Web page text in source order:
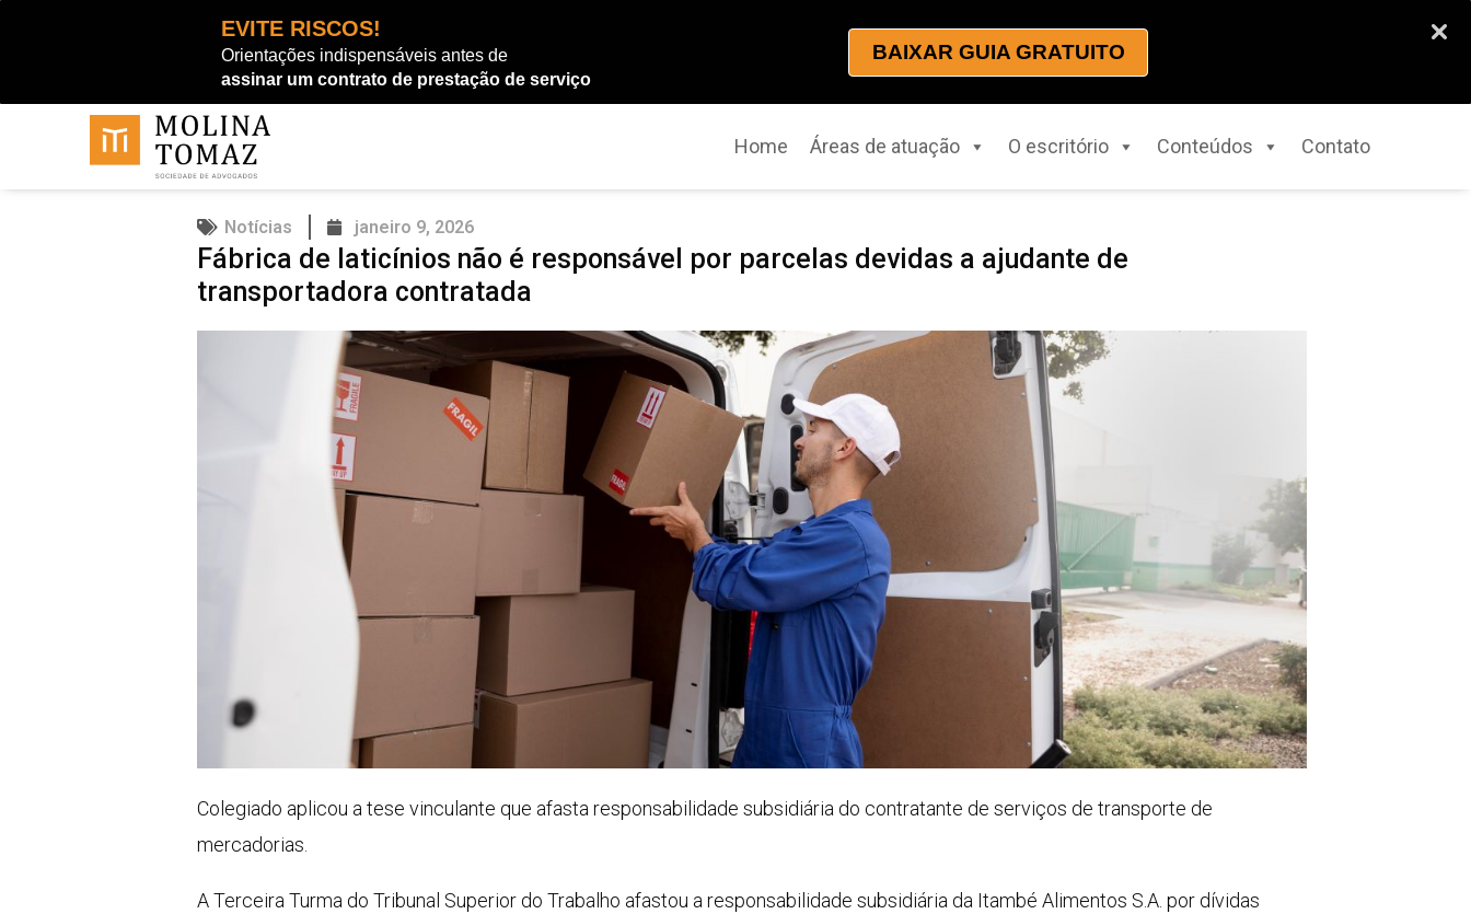
EVITE RISCOS!
Orientações indispensáveis antes de
assinar um contrato de prestação de serviço
BAIXAR GUIA GRATUITO
conteúdo
Home Áreas de atuação O escritório Conteúdos Contato
Notícias janeiro 9, 2026
Fábrica de laticínios não é responsável por parcelas devidas a ajudante de
transportadora contratada
Colegiado aplicou a tese vinculante que afasta responsabilidade subsidiária do contratante de serviços de transporte de
mercadorias.
A Terceira Turma do Tribunal Superior do Trabalho afastou a responsabilidade subsidiária da Itambé Alimentos S.A. por dívidas